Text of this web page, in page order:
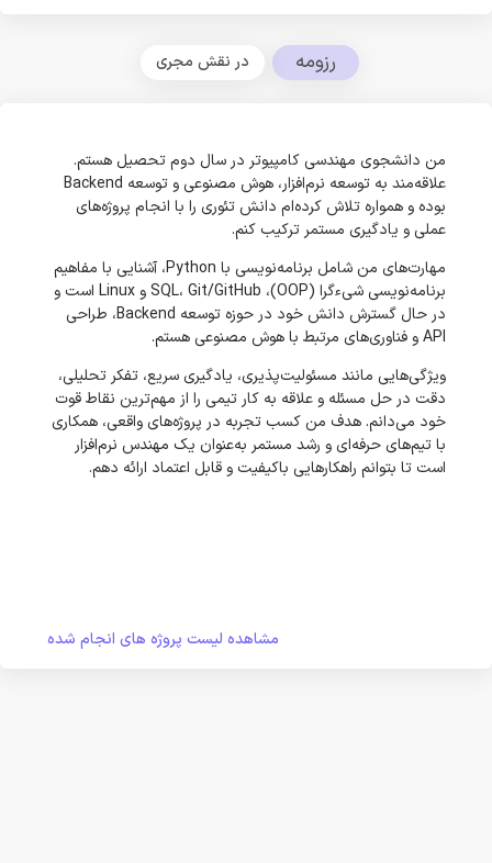
رزومه در نقش مجری
من دانشجوی مهندسی کامپیوتر در سال دوم تحصیل هستم.
علاقه‌مند به توسعه نرم‌افزار، هوش مصنوعی و توسعه Backend
بوده و همواره تلاش کرده‌ام دانش تئوری را با انجام پروژه‌های
عملی و یادگیری مستمر ترکیب کنم.
مهارت‌های من شامل برنامه‌نویسی با Python، آشنایی با مفاهیم
برنامه‌نویسی شیءگرا (OOP)، SQL، Git/GitHub و Linux است و
در حال گسترش دانش خود در حوزه توسعه Backend، طراحی
API و فناوری‌های مرتبط با هوش مصنوعی هستم.
ویژگی‌هایی مانند مسئولیت‌پذیری، یادگیری سریع، تفکر تحلیلی،
دقت در حل مسئله و علاقه به کار تیمی را از مهم‌ترین نقاط قوت
خود می‌دانم. هدف من کسب تجربه در پروژه‌های واقعی، همکاری
با تیم‌های حرفه‌ای و رشد مستمر به‌عنوان یک مهندس نرم‌افزار
است تا بتوانم راهکارهایی باکیفیت و قابل اعتماد ارائه دهم.
مشاهده لیست پروژه های انجام شده